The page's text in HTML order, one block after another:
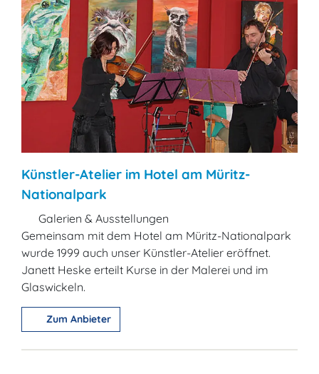
Künstler-Atelier im Hotel am Müritz-
Nationalpark
Galerien & Ausstellungen
Gemeinsam mit dem Hotel am Müritz-Nationalpark
wurde 1999 auch unser Künstler-Atelier eröffnet.
Janett Heske erteilt Kurse in der Malerei und im
Glaswickeln.
Zum Anbieter